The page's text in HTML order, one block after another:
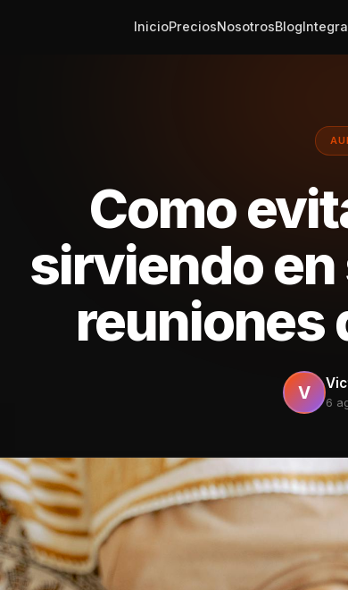
InicioPreciosNosotrosBlog
Como
sirviendo en
reuniones
V 6